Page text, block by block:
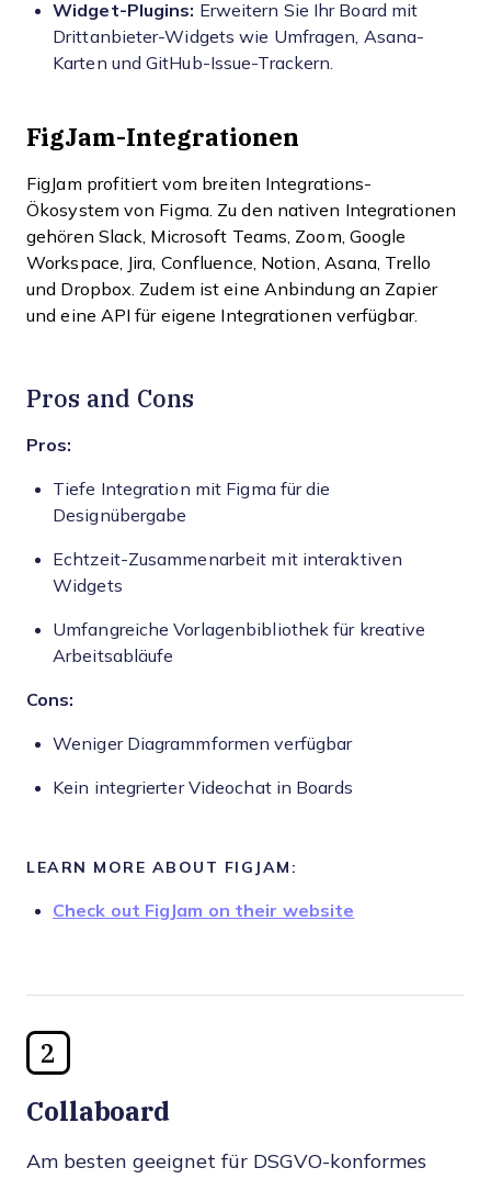
Widget-Plugins: Erweitern Sie Ihr Board mit
Drittanbieter-Widgets wie Umfragen, Asana-
Karten und GitHub-Issue-Trackern.
FigJam-Integrationen
FigJam profitiert vom breiten Integrations-
Ökosystem von Figma. Zu den nativen Integrationen
gehören Slack, Microsoft Teams, Zoom, Google
Workspace, Jira, Confluence, Notion, Asana, Trello
und Dropbox. Zudem ist eine Anbindung an Zapier
und eine API für eigene Integrationen verfügbar.
Pros and Cons
Pros:
Tiefe Integration mit Figma für die
Designübergabe
Echtzeit-Zusammenarbeit mit interaktiven
Widgets
Umfangreiche Vorlagenbibliothek für kreative
Arbeitsabläufe
Cons:
Weniger Diagrammformen verfügbar
Kein integrierter Videochat in Boards
LEARN MORE ABOUT FIGJAM:
Check out FigJam on their website
2
Collaboard
Am besten geeignet für DSGVO-konformes